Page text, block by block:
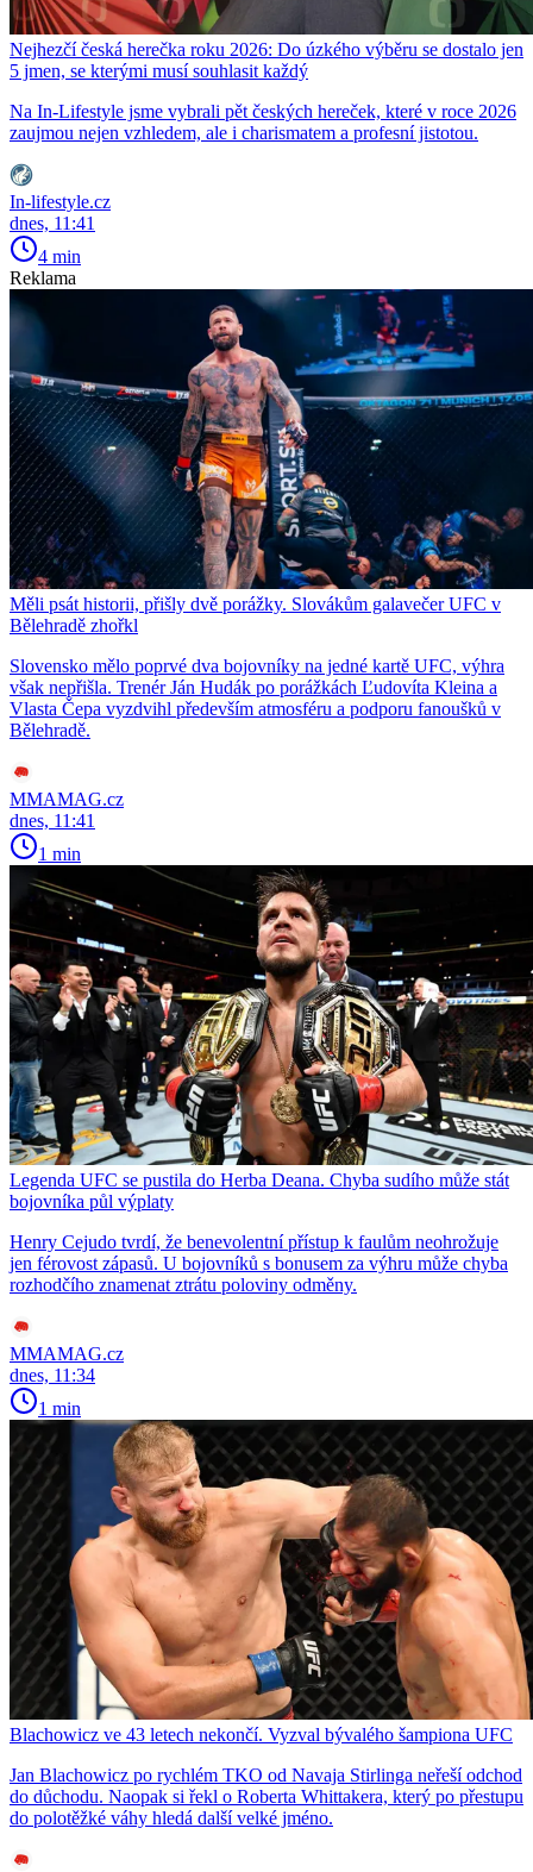
Nejhezčí česká herečka roku 2026: Do úzkého výběru se dostalo jen
5 jmen, se kterými musí souhlasit každý
Na In-Lifestyle jsme vybrali pět českých hereček, které v roce 2026
zaujmou nejen vzhledem, ale i charismatem a profesní jistotou.
In-lifestyle.cz
dnes, 11:41
4 min
Reklama
Měli psát historii, přišly dvě porážky. Slovákům galavečer UFC v
Bělehradě zhořkl
Slovensko mělo poprvé dva bojovníky na jedné kartě UFC, výhra
však nepřišla. Trenér Ján Hudák po porážkách Ľudovíta Kleina a
Vlasta Čepa vyzdvihl především atmosféru a podporu fanoušků v
Bělehradě.
MMAMAG.cz
dnes, 11:41
1 min
Legenda UFC se pustila do Herba Deana. Chyba sudího může stát
bojovníka půl výplaty
Henry Cejudo tvrdí, že benevolentní přístup k faulům neohrožuje
jen férovost zápasů. U bojovníků s bonusem za výhru může chyba
rozhodčího znamenat ztrátu poloviny odměny.
MMAMAG.cz
dnes, 11:34
1 min
Blachowicz ve 43 letech nekončí. Vyzval bývalého šampiona UFC
Jan Blachowicz po rychlém TKO od Navaja Stirlinga neřeší odchod
do důchodu. Naopak si řekl o Roberta Whittakera, který po přestupu
do polotěžké váhy hledá další velké jméno.